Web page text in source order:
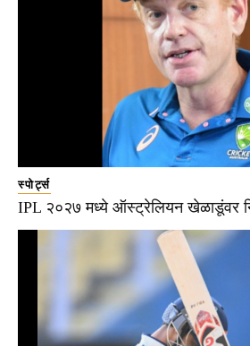
स्पोर्ट्स
IPL २०२७ मध्ये ऑस्ट्रेलियन खेळाडूंवर